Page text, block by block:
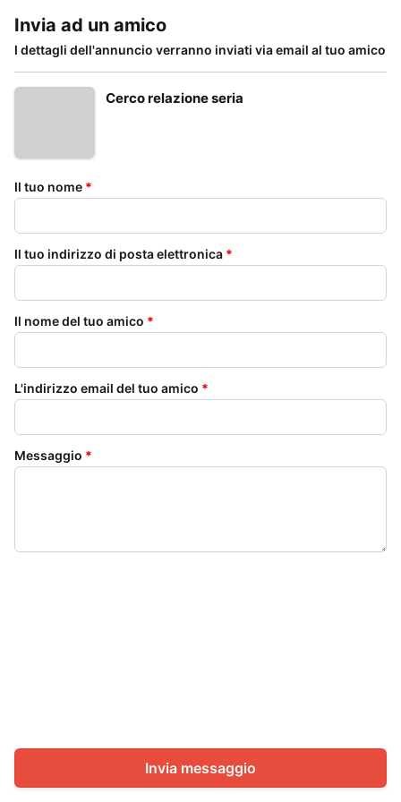
Invia ad un amico
I dettagli dell'annuncio verranno inviati via email al tuo amico
Cerco relazione seria
Il tuo nome *
Il tuo indirizzo di posta elettronica *
Il nome del tuo amico *
L'indirizzo email del tuo amico *
Messaggio *
Invia messaggio